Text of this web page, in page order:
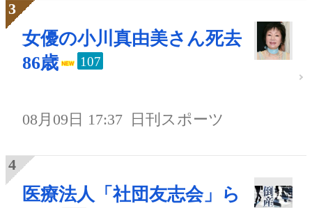
女優の小川真由美さん死去
86歳
107
08月09日 17:37 日刊スポーツ
医療法人「社団友志会」ら